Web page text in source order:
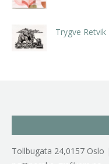
Trygve
Tollbugata 24,0157 Oslo